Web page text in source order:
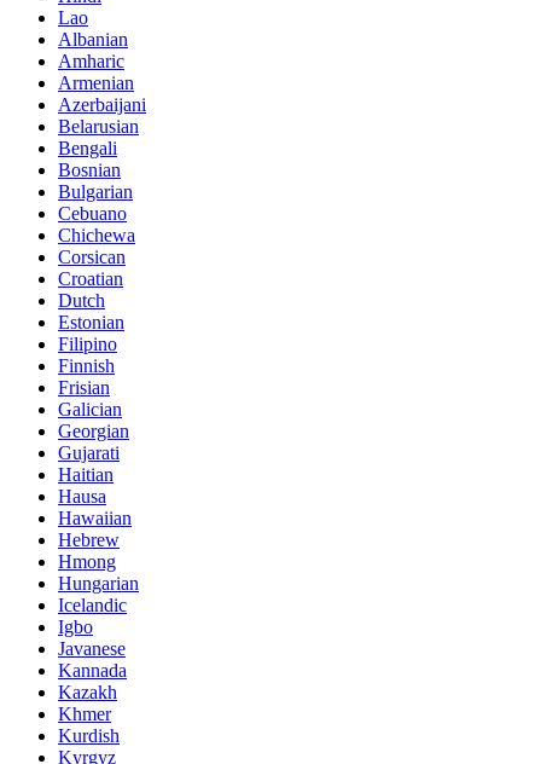
Lao
Albanian
Amharic
Armenian
Azerbaijani
Belarusian
Bengali
Bosnian
Bulgarian
Cebuano
Chichewa
Corsican
Croatian
Dutch
Estonian
Filipino
Finnish
Frisian
Galician
Georgian
Gujarati
Haitian
Hausa
Hawaiian
Hebrew
Hmong
Hungarian
Icelandic
Igbo
Javanese
Kannada
Kazakh
Khmer
Kurdish
Kyrgyz